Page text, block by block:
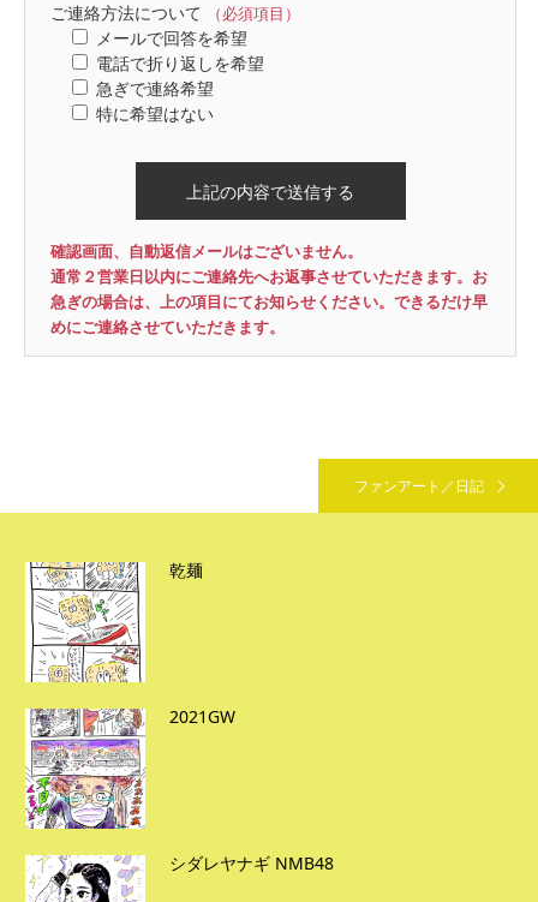
ご連絡方法について （必須項目）
メールで回答を希望
電話で折り返しを希望
急ぎで連絡希望
特に希望はない
確認画面、自動返信メールはございません。
通常２営業日以内にご連絡先へお返事させていただきます。お
急ぎの場合は、上の項目にてお知らせください。できるだけ早
めにご連絡させていただきます。
ファンアート／日記
乾麺
2021GW
シダレヤナギ NMB48